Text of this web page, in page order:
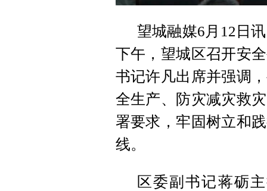
望城融媒6月12日
下午，望城区召开安
书记许凡出席并强调
全生产、防灾减灾救
署要求，牢固树立和
线。
区委副书记蒋砺